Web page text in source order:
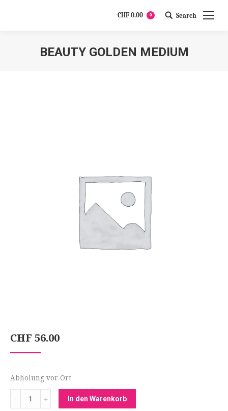
CHF 0.00 0 Search:
Search
BEAUTY GOLDEN MEDIUM
CHF 56.00
Abholung vor Ort
Menge
In den Warenkorb